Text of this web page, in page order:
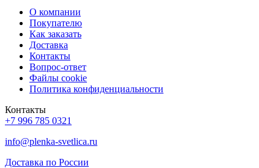
О компании
Покупателю
Как заказать
Доставка
Контакты
Вопрос-ответ
Файлы cookie
Политика конфиденциальности
Контакты
+7 996 785 0321
info@plenka-svetlica.ru
Доставка по России